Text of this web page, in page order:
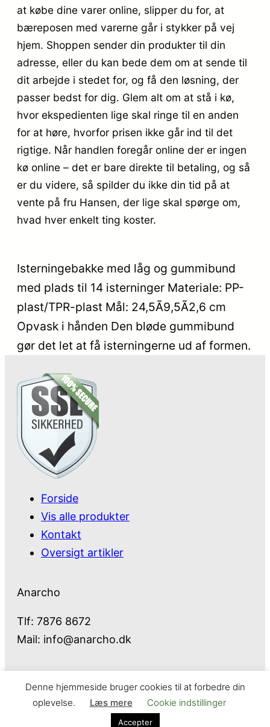
at købe dine varer online, slipper du for, at
bæreposen med varerne går i stykker på vej
hjem. Shoppen sender din produkter til din
adresse, eller du kan bede dem om at sende til
dit arbejde i stedet for, og få den løsning, der
passer bedst for dig. Glem alt om at stå i kø,
hvor ekspedienten lige skal ringe til en anden
for at høre, hvorfor prisen ikke går ind til det
rigtige. Når handlen foregår online der er ingen
kø online – det er bare direkte til betaling, og så
er du videre, så spilder du ikke din tid på at
vente på fru Hansen, der lige skal spørge om,
hvad hver enkelt ting koster.
Isterningebakke med låg og gummibund
med plads til 14 isterninger Materiale: PP-
plast/TPR-plast Mål: 24,5Ã9,5Ã2,6 cm
Opvask i hånden Den bløde gummibund
gør det let at få isterningerne ud af formen.
Forside
Vis alle produkter
Kontakt
Oversigt artikler
Anarcho
Tlf: 7876 8672
Mail: info@anarcho.dk
Anarcho – alt i Hårde Hvidevarer
Cookie- og privatlivspolitik Kontakt
Denne hjemmeside bruger cookies til at forbedre din
oplevelse.
Læs mere Cookie indstillinger
Accepter